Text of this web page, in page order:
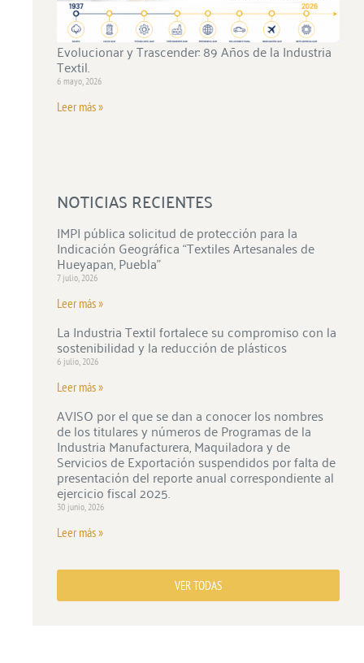
Evolucionar y Trascender: 89 Años de la Industria
Textil.
6 mayo, 2026
Leer más »
NOTICIAS RECIENTES
IMPI pública solicitud de protección para la
Indicación Geográfica “Textiles Artesanales de
Hueyapan, Puebla”
7 julio, 2026
Leer más »
La Industria Textil fortalece su compromiso con la
sostenibilidad y la reducción de plásticos
6 julio, 2026
Leer más »
AVISO por el que se dan a conocer los nombres
de los titulares y números de Programas de la
Industria Manufacturera, Maquiladora y de
Servicios de Exportación suspendidos por falta de
presentación del reporte anual correspondiente al
ejercicio fiscal 2025.
30 junio, 2026
Leer más »
VER TODAS